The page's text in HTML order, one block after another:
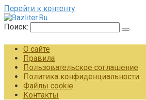
Перейти к контенту
Поиск:
О сайте
Правила
Пользовательское соглашение
Политика конфиденциальности
Файлы cookie
Контакты